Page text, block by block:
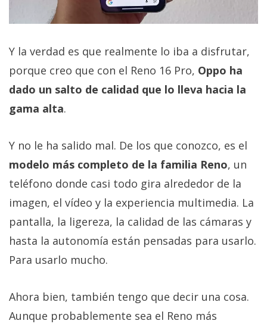
Y la verdad es que realmente lo iba a disfrutar,
porque creo que con el Reno 16 Pro, Oppo ha
dado un salto de calidad que lo lleva hacia la
gama alta.
Y no le ha salido mal. De los que conozco, es el
modelo más completo de la familia Reno, un
teléfono donde casi todo gira alrededor de la
imagen, el vídeo y la experiencia multimedia. La
pantalla, la ligereza, la calidad de las cámaras y
hasta la autonomía están pensadas para usarlo.
Para usarlo mucho.
Ahora bien, también tengo que decir una cosa.
Aunque probablemente sea el Reno más